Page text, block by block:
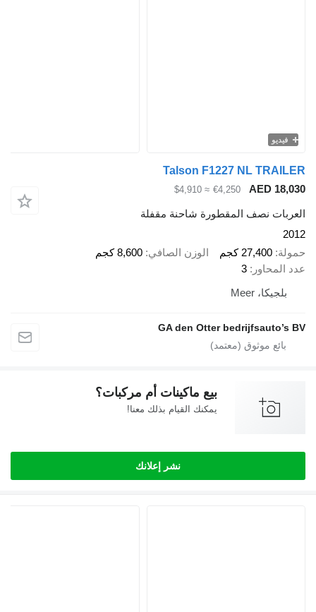
فيديو
Talson F1227 NL
AED
€4,250
≈ $4,910
نصف المقطورة شاحنة مقفلة
27,400 كجم الوزن الصافي 8,600 كجم
المحاور 3
بلجيكا، Meer
GA den Otter bedrijfsauto’s
بيع ماكينات أم مركبات؟
يمكنك القيام بذلك معنا!
نشر إعلانك